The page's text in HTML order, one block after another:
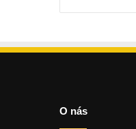
O nás